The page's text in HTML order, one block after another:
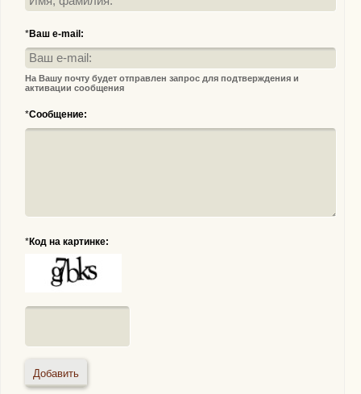
*Ваш e-mail:
На Вашу почту будет отправлен запрос для подтверждения и
активации сообщения
*Сообщение:
*Код на картинке: